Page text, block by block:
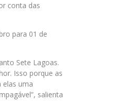
conta das
para 01 de
Sete Lagoas.
Isso porque as
elas uma
salienta